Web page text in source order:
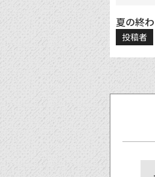
夏の終
投稿者